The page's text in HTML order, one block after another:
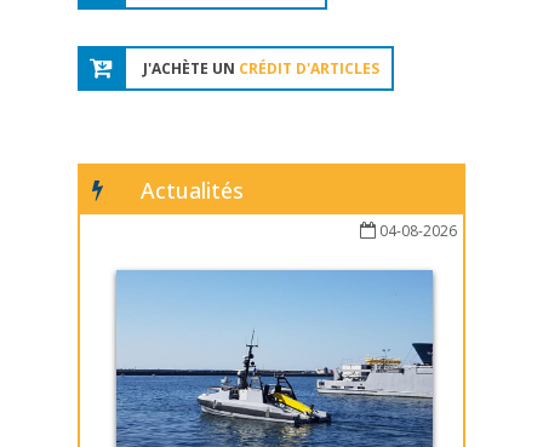
J'ACHÈTE UN CRÉDIT D'ARTICLES
Actualités
04-08-2026